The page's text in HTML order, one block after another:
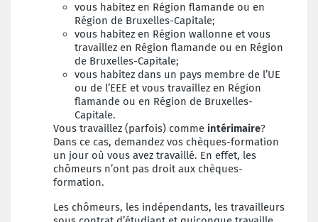
vous habitez en Région flamande ou en
Région de Bruxelles-Capitale;
vous habitez en Région wallonne et vous
travaillez en Région flamande ou en Région
de Bruxelles-Capitale;
vous habitez dans un pays membre de l’UE
ou de l’EEE et vous travaillez en Région
flamande ou en Région de Bruxelles-
Capitale.
Vous travaillez (parfois) comme intérimaire?
Dans ce cas, demandez vos chèques-formation
un jour où vous avez travaillé. En effet, les
chômeurs n’ont pas droit aux chèques-
formation.
Les chômeurs, les indépendants, les travailleurs